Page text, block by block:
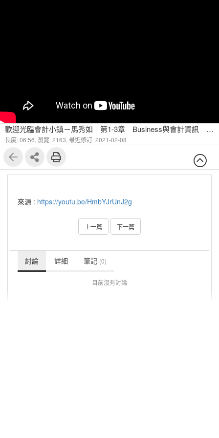
歡迎光臨會計小鎮－馬秀如 第1-3章 Business與會計資訊 Why 有會計 ?
長度: 06:56, 瀏覽: 2163, 最近修訂: 2021-02-08
來源 : https://youtu.be/HmbYJrUnJ2g
上一篇 下一篇
討論 詳細 筆記 (0)
目前沒有討論